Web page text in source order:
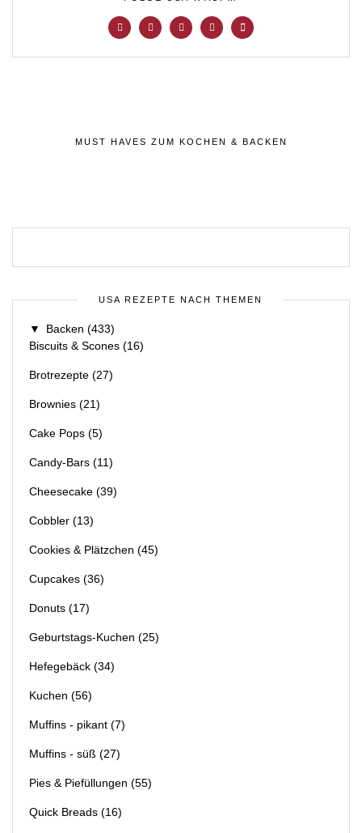
MUST HAVES ZUM KOCHEN & BACKEN
USA REZEPTE NACH THEMEN
▼ Backen (433)
Biscuits & Scones (16)
Brotrezepte (27)
Brownies (21)
Cake Pops (5)
Candy-Bars (11)
Cheesecake (39)
Cobbler (13)
Cookies & Plätzchen (45)
Cupcakes (36)
Donuts (17)
Geburtstags-Kuchen (25)
Hefegebäck (34)
Kuchen (56)
Muffins - pikant (7)
Muffins - süß (27)
Pies & Piefüllungen (55)
Quick Breads (16)